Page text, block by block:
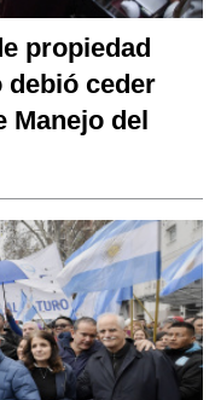
propiedad
debió ceder
Manejo del